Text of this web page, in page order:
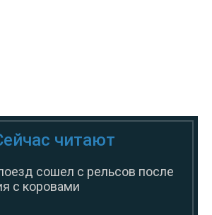
читают
сошел с рельсов после
с коровами